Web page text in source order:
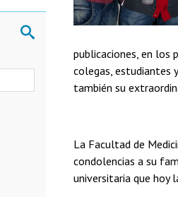
publicaciones, en los
colegas, estudiantes
también su
La Facultad de
condolencias a su
universitaria que hoy